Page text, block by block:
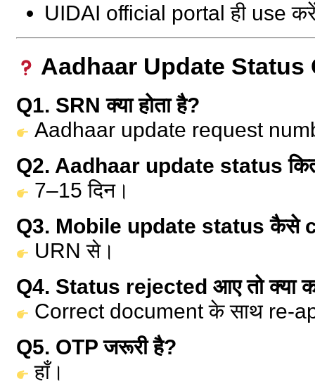
UIDAI official portal ही use
Aadhaar Update Status
Q1. SRN क्या होता है?
Aadhaar update request
Q2. Aadhaar update status
7–15 दिन।
Q3. Mobile update status कैसे
URN से।
Q4. Status rejected आए तो क्या
Correct document के साथ re-
Q5. OTP जरूरी है?
हाँ।